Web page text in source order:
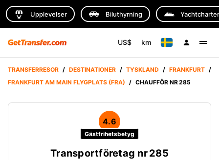
Upplevelser Biluthyrning Yachtcharter
US$ km
TRANSFERRESOR / DESTINATIONER / TYSKLAND / FRANKFURT /
FRANKFURT AM MAIN FLYGPLATS (FRA) / CHAUFFÖR NR 285
4.6
Gästfrihetsbetyg
Transportföretag nr 285